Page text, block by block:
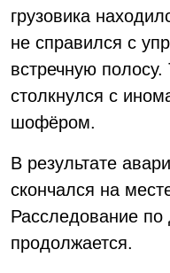
грузовика
не справился с
встречную
столкнулся с
шофёром.
В результате
скончался на
Расследование
продолжается.